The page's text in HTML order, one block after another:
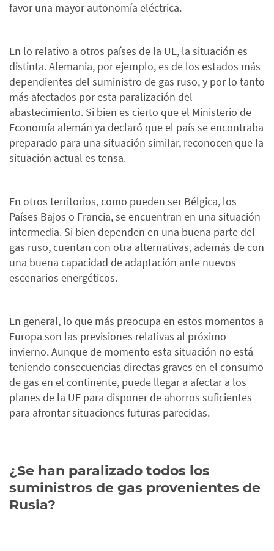
favor una mayor autonomía eléctrica.
En lo relativo a otros países de la UE, la situación es
distinta. Alemania, por ejemplo, es de los estados más
dependientes del suministro de gas ruso, y por lo tanto
más afectados por esta paralización del
abastecimiento. Si bien es cierto que el Ministerio de
Economía alemán ya declaró que el país se encontraba
preparado para una situación similar, reconocen que la
situación actual es tensa.
En otros territorios, como pueden ser Bélgica, los
Países Bajos o Francia, se encuentran en una situación
intermedia. Si bien dependen en una buena parte del
gas ruso, cuentan con otra alternativas, además de con
una buena capacidad de adaptación ante nuevos
escenarios energéticos.
En general, lo que más preocupa en estos momentos a
Europa son las previsiones relativas al próximo
invierno. Aunque de momento esta situación no está
teniendo consecuencias directas graves en el consumo
de gas en el continente, puede llegar a afectar a los
planes de la UE para disponer de ahorros suficientes
para afrontar situaciones futuras parecidas.
¿Se han paralizado todos los
suministros de gas provenientes de
Rusia?